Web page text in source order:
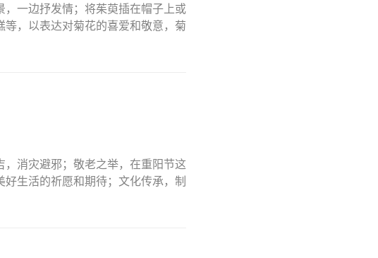
一边抒发情；将茱萸插在帽子上或
，以表达对菊花的喜爱和敬意，菊
消灾避邪；敬老之举，在重阳节这
生活的祈愿和期待；文化传承，制